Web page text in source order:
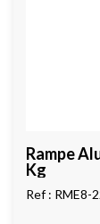
Rampe
Kg
RME8-